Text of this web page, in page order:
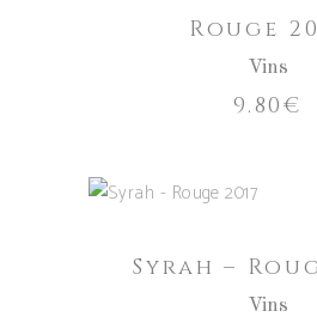
Rouge
Vins
9.80€
Syrah –
Vins